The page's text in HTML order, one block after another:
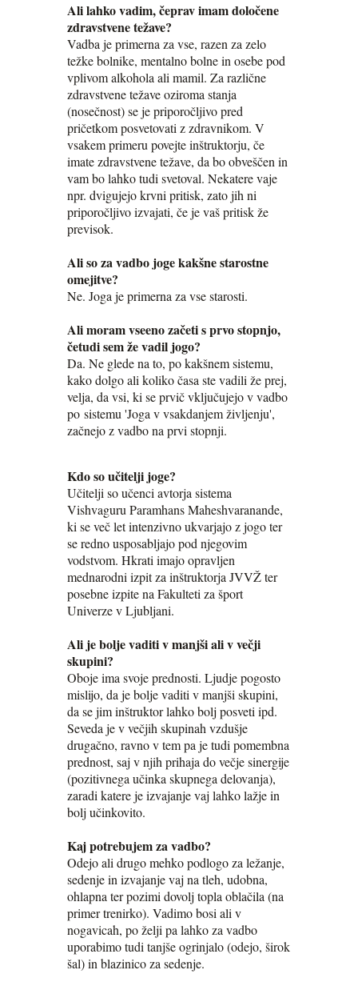
Ali lahko vadim, čeprav imam določene
zdravstvene težave?
Vadba je primerna za vse, razen za zelo
težke bolnike, mentalno bolne in osebe pod
vplivom alkohola ali mamil. Za različne
zdravstvene težave oziroma stanja
(nosečnost) se je priporočljivo pred
pričetkom posvetovati z zdravnikom. V
vsakem primeru povejte inštruktorju, če
imate zdravstvene težave, da bo obveščen in
vam bo lahko tudi svetoval. Nekatere vaje
npr. dvigujejo krvni pritisk, zato jih ni
priporočljivo izvajati, če je vaš pritisk že
previsok.
Ali so za vadbo joge kakšne starostne
omejitve?
Ne. Joga je primerna za vse starosti.
Ali moram vseeno začeti s prvo stopnjo,
četudi sem že vadil jogo?
Da. Ne glede na to, po kakšnem sistemu,
kako dolgo ali koliko časa ste vadili že prej,
velja, da vsi, ki se prvič vključujejo v vadbo
po sistemu 'Joga v vsakdanjem življenju',
začnejo z vadbo na prvi stopnji.
Kdo so učitelji joge?
Učitelji so učenci avtorja sistema
Vishvaguru Paramhans Maheshvaranande,
ki se več let intenzivno ukvarjajo z jogo ter
se redno usposabljajo pod njegovim
vodstvom. Hkrati imajo opravljen
mednarodni izpit za inštruktorja JVVŽ ter
posebne izpite na Fakulteti za šport
Univerze v Ljubljani.
Ali je bolje vaditi v manjši ali v večji
skupini?
Oboje ima svoje prednosti. Ljudje pogosto
mislijo, da je bolje vaditi v manjši skupini,
da se jim inštruktor lahko bolj posveti ipd.
Seveda je v večjih skupinah vzdušje
drugačno, ravno v tem pa je tudi pomembna
prednost, saj v njih prihaja do večje sinergije
(pozitivnega učinka skupnega delovanja),
zaradi katere je izvajanje vaj lahko lažje in
bolj učinkovito.
Kaj potrebujem za vadbo?
Odejo ali drugo mehko podlogo za ležanje,
sedenje in izvajanje vaj na tleh, udobna,
ohlapna ter pozimi dovolj topla oblačila (na
primer trenirko). Vadimo bosi ali v
nogavicah, po želji pa lahko za vadbo
uporabimo tudi tanjše ogrinjalo (odejo, širok
šal) in blazinico za sedenje.